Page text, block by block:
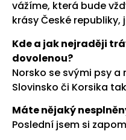
vážíme, která bude
krásy České
Kde a jak nejraději
dovolenou?
Norsko se svými psy a
Slovinsko či Korsika
Máte nějaký
Poslední jsem si